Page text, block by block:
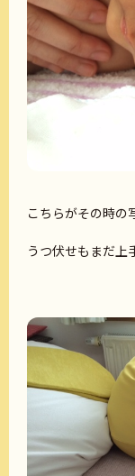
こちらがその時の
うつ伏せもまだ上